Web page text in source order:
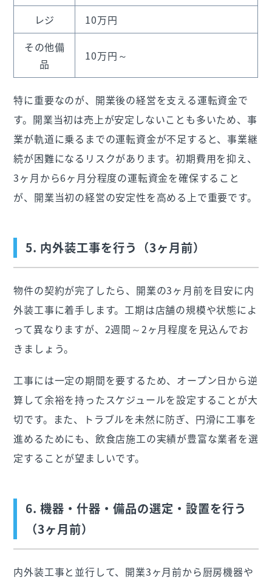
レジ
10万円
その他備
品
10万円～
特に重要なのが、開業後の経営を支える運転資金で
す。開業当初は売上が安定しないことも多いため、事
業が軌道に乗るまでの運転資金が不足すると、事業継
続が困難になるリスクがあります。初期費用を抑え、
3ヶ月から6ヶ月分程度の運転資金を確保すること
が、開業当初の経営の安定性を高める上で重要です。
5. 内外装工事を行う（3ヶ月前）
物件の契約が完了したら、開業の3ヶ月前を目安に内
外装工事に着手します。工期は店舗の規模や状態によ
って異なりますが、2週間～2ヶ月程度を見込んでお
きましょう。
工事には一定の期間を要するため、オープン日から逆
算して余裕を持ったスケジュールを設定することが大
切です。また、トラブルを未然に防ぎ、円滑に工事を
進めるためにも、飲食店施工の実績が豊富な業者を選
定することが望ましいです。
6. 機器・什器・備品の選定・設置を行う
（3ヶ月前）
内外装工事と並行して、開業3ヶ月前から厨房機器や